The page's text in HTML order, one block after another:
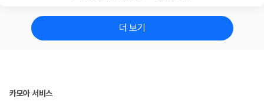
더 보기
카모아 서비스